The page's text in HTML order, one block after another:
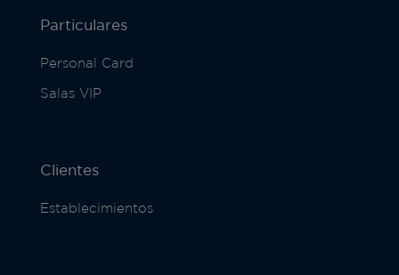
Particulares
Personal Card
Salas VIP
Clientes
Establecimientos